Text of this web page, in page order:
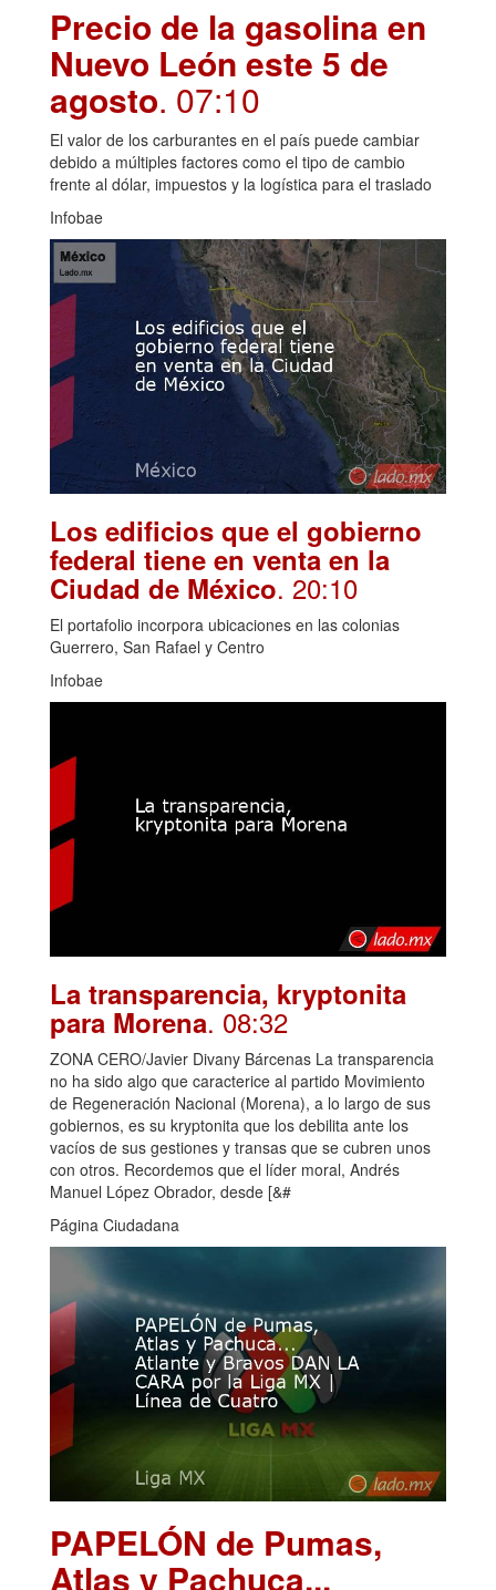
Precio de la gasolina en
Nuevo León este 5 de
agosto. 07:10
El valor de los carburantes en el país puede cambiar
debido a múltiples factores como el tipo de cambio
frente al dólar, impuestos y la logística para el traslado
Infobae
Los edificios que el gobierno
federal tiene en venta en la
Ciudad de México. 20:10
El portafolio incorpora ubicaciones en las colonias
Guerrero, San Rafael y Centro
Infobae
La transparencia, kryptonita
para Morena. 08:32
ZONA CERO/Javier Divany Bárcenas La transparencia
no ha sido algo que caracterice al partido Movimiento
de Regeneración Nacional (Morena), a lo largo de sus
gobiernos, es su kryptonita que los debilita ante los
vacíos de sus gestiones y transas que se cubren unos
con otros. Recordemos que el líder moral, Andrés
Manuel López Obrador, desde [&#
Página Ciudadana
PAPELÓN de Pumas,
Atlas y Pachuca...